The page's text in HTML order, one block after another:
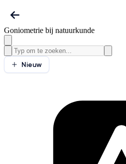
Goniometrie bij natuurkunde
Nieuw